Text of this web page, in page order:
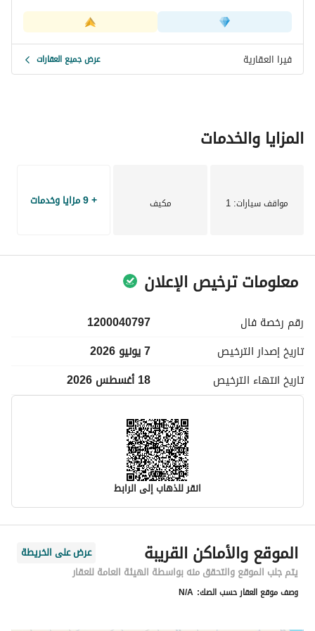
لا تفوت هذه الفرصة لاستئجار شقة تقع في موقع جيد في
اجعل هذه الشقة منزلك الجديد!
فيرا العقارية عرض جميع العقارات
المزايا والخدمات
مواقف سيارات: 1 مكيف + 9 مزايا وخدمات
معلومات ترخيص الإعلان
رقم رخصة فال
1200040797
تاريخ إصدار الترخيص
7 يونيو 2026
تاريخ انتهاء الترخيص 18 أغسطس 2026
انقر للذهاب إلى الرابط
معلومات مسؤول الإعلان
اسم المسؤول
أسماء كميل بن عبدالرحمن الجوهر
رقم المسؤول
0530131569
الموقع والأماكن القريبة
عرض على الخريطة
يتم جلب الموقع والتحقق منه بواسطة الهيئة العامة للعقار
وصف موقع العقار حسب الصك: N/A